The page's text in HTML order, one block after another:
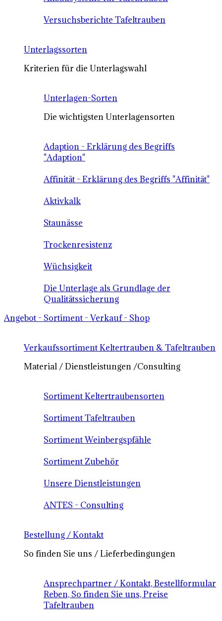
Versuchsberichte Tafeltrauben
Unterlagssorten
Kriterien für die Unterlagswahl
Unterlagen-Sorten
Die wichtigsten Unterlagensorten
Adaption - Erklärung des Begriffs
"Adaption"
Affinität - Erklärung des Begriffs "Affinität"
Aktivkalk
Staunässe
Trockenresistenz
Wüchsigkeit
Die Unterlage als Grundlage der
Qualitätssicherung
Angebot - Sortiment - Verkauf - Shop
Verkaufssortiment Keltertrauben & Tafeltrauben
Material / Dienstleistungen /Consulting
Sortiment Keltertraubensorten
Sortiment Tafeltrauben
Sortiment Weinbergspfähle
Sortiment Zubehör
Unsere Dienstleistungen
ANTES - Consulting
Bestellung / Kontakt
So finden Sie uns / Lieferbedingungen
Ansprechpartner / Kontakt, Bestellformular
Reben, So finden Sie uns, Preise
Tafeltrauben